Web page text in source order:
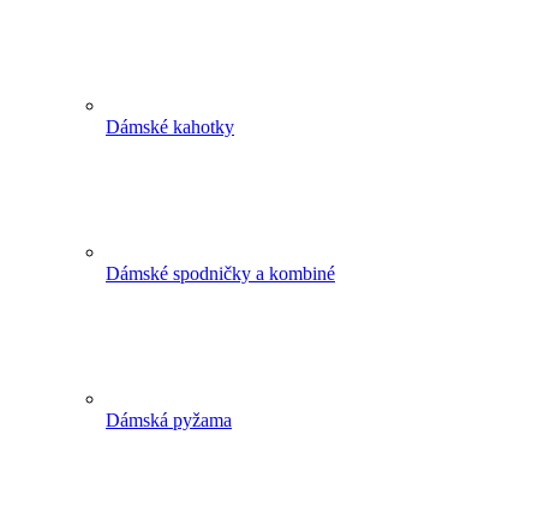
Dámské kahotky
Dámské spodničky a kombiné
Dámská pyžama